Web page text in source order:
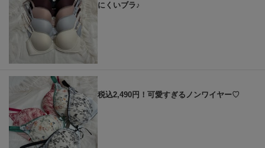
にくいブラ♪
税込2,490円！可愛すぎるノンワイヤー♡